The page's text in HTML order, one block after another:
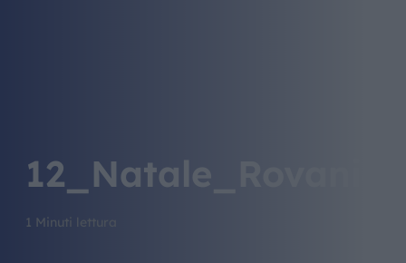
1 Minuti lettura